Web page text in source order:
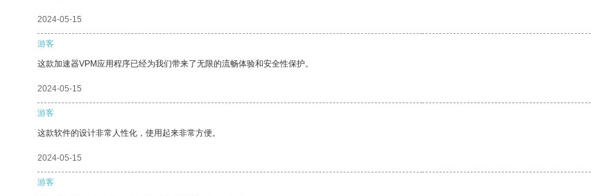
2024-05-15
游客
这款加速器VPM应用程序已经为我们带来了无限的流畅体验和安全性保护。
2024-05-15
游客
这款软件的设计非常人性化，使用起来非常方便。
2024-05-15
游客